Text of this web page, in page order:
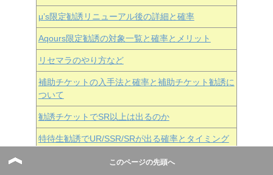
μ’s限定勧誘リニューアル後の詳細と確率
Aqours限定勧誘の対象一覧と確率とメリット
リセマラのやり方など
補助チケットの入手法と確率と補助チケット勧誘に
ついて
勧誘チケットでSR以上は出るのか
特待生勧誘でUR/SSR/SRが出る確率とタイミング
4分教を貴方は信じますか？
このページの先頭へ